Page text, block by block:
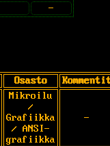
-
Osasto
Mikroilu
/
Grafiikka
/ ANSI-
grafiikka
-